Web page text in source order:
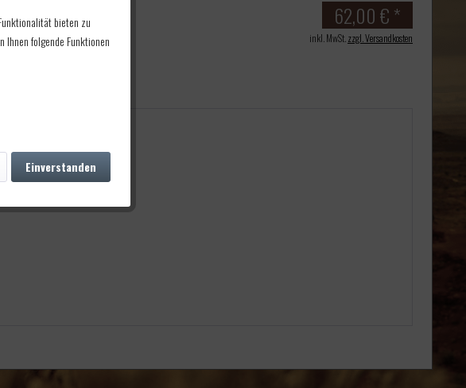
62,00 € *
inkl. MwSt. zzgl. Versandkosten
bieten zu
Ihnen folgende Funktionen
Einverstanden